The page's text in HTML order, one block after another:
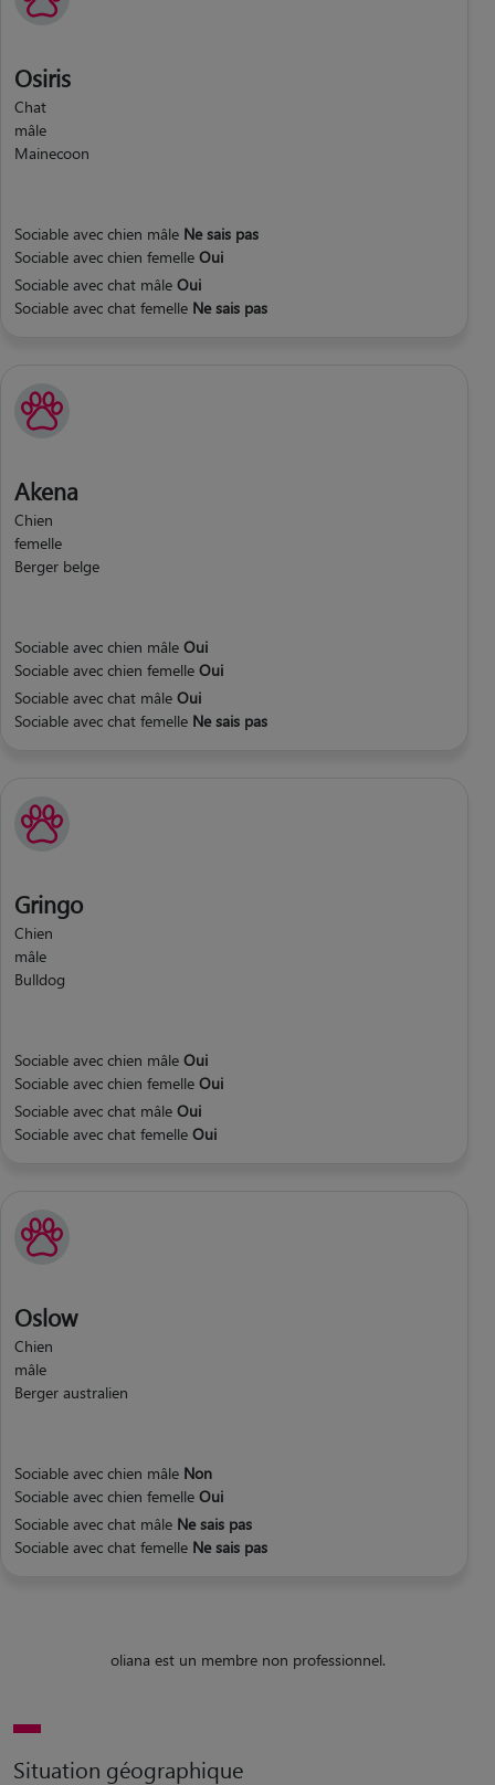
Osiris
Chat
mâle
Mainecoon
Sociable avec chien mâle Ne sais pas
Sociable avec chien femelle Oui
Sociable avec chat mâle Oui
Sociable avec chat femelle Ne sais pas
Akena
Chien
femelle
Berger belge
Sociable avec chien mâle Oui
Sociable avec chien femelle Oui
Sociable avec chat mâle Oui
Sociable avec chat femelle Ne sais pas
Gringo
Chien
mâle
Bulldog
Sociable avec chien mâle Oui
Sociable avec chien femelle Oui
Sociable avec chat mâle Oui
Sociable avec chat femelle Oui
Oslow
Chien
mâle
Berger australien
Sociable avec chien mâle Non
Sociable avec chien femelle Oui
Sociable avec chat mâle Ne sais pas
Sociable avec chat femelle Ne sais pas
oliana est un membre non professionnel.
Situation géographique